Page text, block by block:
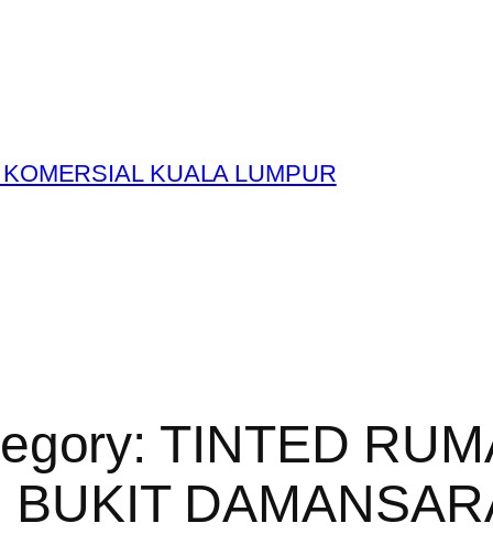
KUALA LUMPUR
TINTED
BUKIT